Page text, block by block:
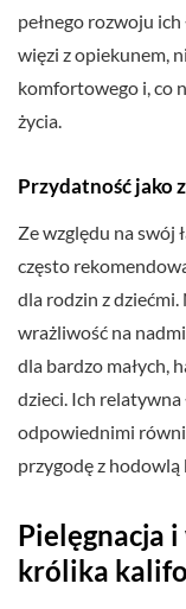
pełnego rozwoju
więzi z opiekunem,
komfortowego i, co
życia.
Przydatność jako
Ze względu na swój
często
dla rodzin z dziećmi.
wrażliwość na
dla bardzo małych,
dzieci. Ich
odpowiednimi
przygodę z hodowlą
Pielęgnacja
królika